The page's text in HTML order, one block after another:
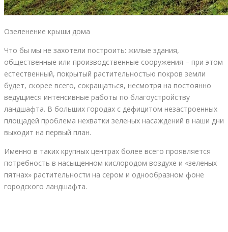
Озеленение крыши дома
Что бы мы не захотели построить: жилые здания,
общественные или производственные сооружения – при этом
естественный, покрытый растительностью покров земли
будет, скорее всего, сокращаться, несмотря на постоянно
ведущиеся интенсивные работы по благоустройству
ландшафта. В больших городах с дефицитом незастроенных
площадей проблема нехватки зеленых насаждений в наши дни
выходит на первый план.
Именно в таких крупных центрах более всего проявляется
потребность в насыщенном кислородом воздухе и «зеленых
пятнах» растительности на сером и однообразном фоне
городского ландшафта.